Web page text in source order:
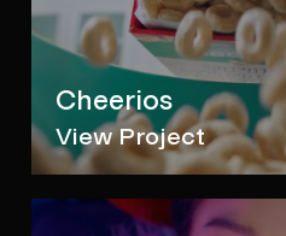
Cheerios
View Project